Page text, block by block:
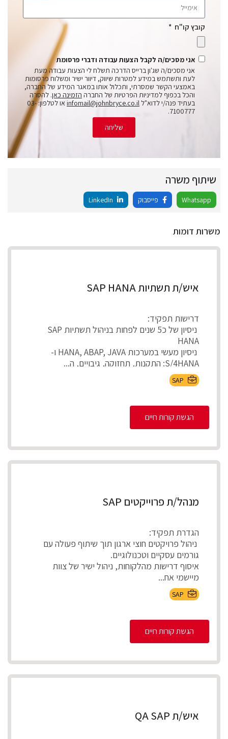
קובץ קו"ח
אני מסכים/ה לקבל הצעות עבודה ודברי פרסומת
אני מסכים/ה שג'ון ברייס הדרכה תשלח לי הצעות עבודה מעת
לעת ותשתמש במידע למטרות שיווק, דיוור ישיר ומשלוח פרסומות
באמצעי הקשר שמסרתי, ותכלול אותו במאגר המידע של החברה,
והכל בכפוף למדיניות הפרטיות של החברה הזמינה כאן. להסרה
בעתיד פנה/י לדוא"ל infomail@johnbryce.co.il
או לטלפון: 03-
7100777.
שליחה
שיתוף משרה
Whatsapp פייסבוק
משרות דומות
איש/ת תשתיות SAP HANA
דרישות תפקיד:
ניסיון של כ5 שנים לפחות בניהול תשתיות SAP
HANA
ניסיון מעשי במערכות HANA, ABAP, JAVA ו-
S/4HANA: התקנות, תחזוקה, גיבויים, ה...
SAP
הגשת קורות חיים
מנהל/ת פרוייקטים SAP
הגדרת תפקיד:
ניהול פרויקטים חוצי ארגון תוך שיתוף פעולה עם
גורמים עסקיים וטכנולוגיים.
איסוף דרישות מהלקוחות, ניהול ישיר של צוות
מיישמי אח...
SAP
הגשת קורות חיים
איש/ת QA SAP